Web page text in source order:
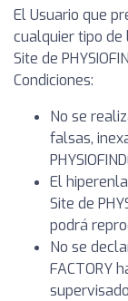
El Usuario que
cualquier tipo de
Site de
Condiciones:
No se
falsas,
El
Site de
podrá
No se
FACTORY